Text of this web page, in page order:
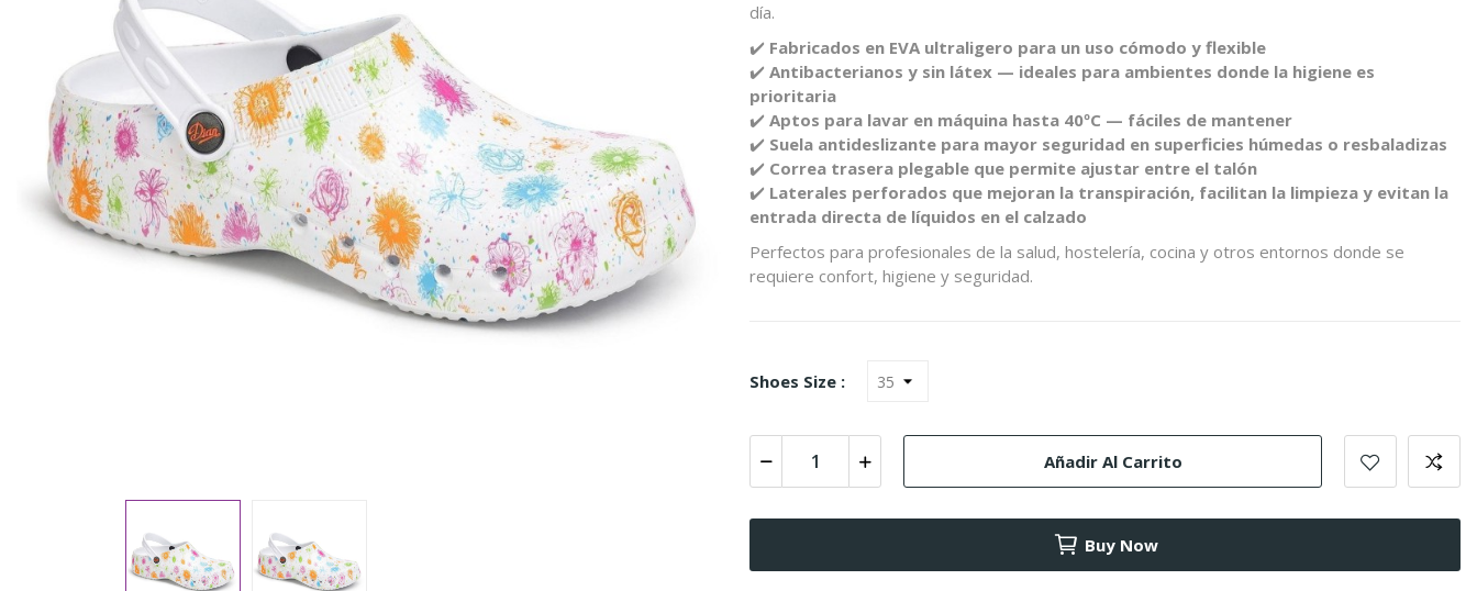
día.
✔️ Fabricados en EVA ultraligero para un uso cómodo y flexible
✔️ Antibacterianos y sin látex — ideales para ambientes donde la higiene es
prioritaria
✔️ Aptos para lavar en máquina hasta 40ºC — fáciles de mantener
✔️ Suela antideslizante para mayor seguridad en superficies húmedas o resbaladizas
✔️ Correa trasera plegable que permite ajustar entre el talón
✔️ Laterales perforados que mejoran la transpiración, facilitan la limpieza y evitan la
entrada directa de líquidos en el calzado
Perfectos para profesionales de la salud, hostelería, cocina y otros entornos donde se
requiere confort, higiene y seguridad.
Shoes Size :
Añadir Al Carrito
Buy Now